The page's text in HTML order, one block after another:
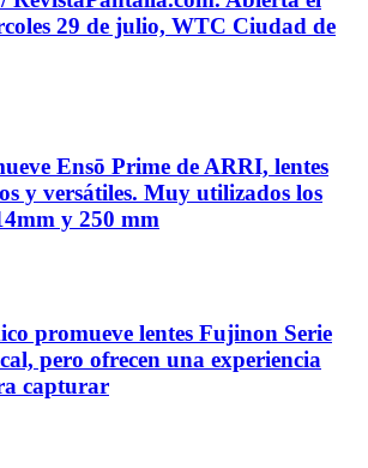
29 de julio, WTC Ciudad de
Ensō Prime de ARRI, lentes
y versátiles. Muy utilizados los
y 250 mm
promueve lentes Fujinon Serie
pero ofrecen una experiencia
capturar